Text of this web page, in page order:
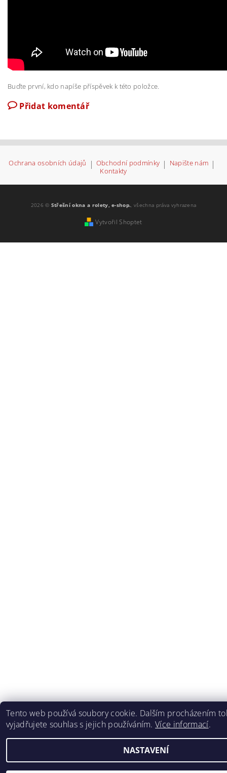
Buďte první, kdo napíše příspěvek k této položce.
Přidat komentář
Ochrana osobních údajů | Obchodní podmínky | Napište nám |
Kontakty
2026 © Střešní okna a rolety, e-shop., všechna práva vyhrazena
Vytvořil Shoptet
Tento web používá soubory cookie. Dalším procházením
vyjadřujete souhlas s jejich používáním.Více informací.
NASTAVENÍ